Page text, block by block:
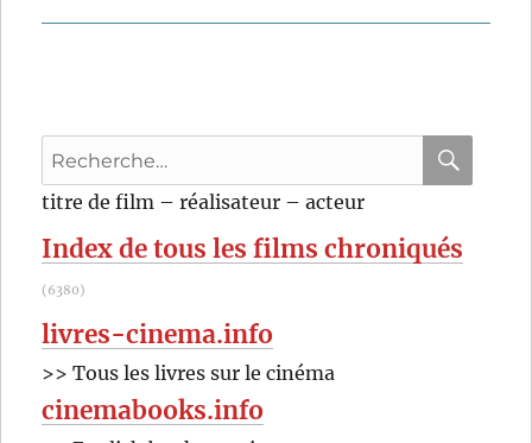
Recherche
pour
titre de film – réalisateur – acteur
Index de tous les films chroniqués
(6380)
livres-cinema.info
>> Tous les livres sur le cinéma
cinemabooks.info